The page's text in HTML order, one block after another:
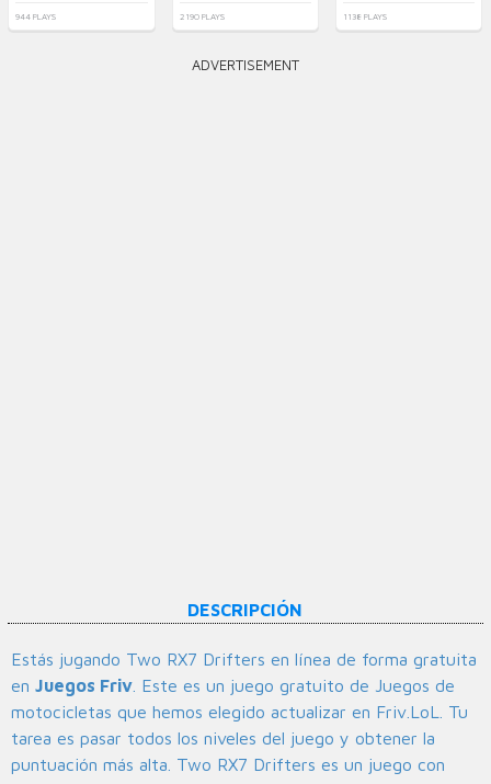
944 PLAYS 2190 PLAYS 1138 PLAYS
ADVERTISEMENT
DESCRIPCIÓN
Estás jugando Two RX7 Drifters en línea de forma gratuita
en Juegos Friv . Este es un juego gratuito de Juegos de
motocicletas que hemos elegido actualizar en Friv.LoL. Tu
tarea es pasar todos los niveles del juego y obtener la
puntuación más alta. Two RX7 Drifters es un juego con